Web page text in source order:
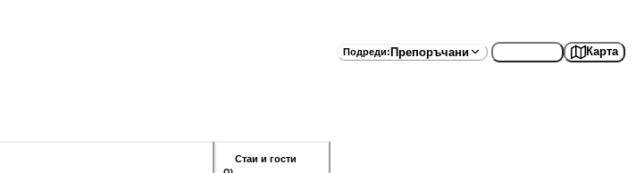
Подреди:Препоръчани Карта
Стаи и гости